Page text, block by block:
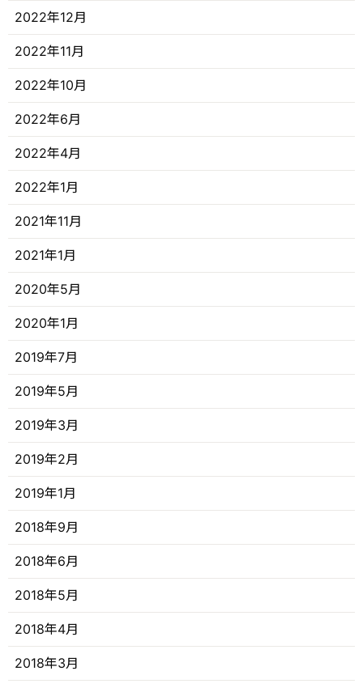
2022年12月
2022年11月
2022年10月
2022年6月
2022年4月
2022年1月
2021年11月
2021年1月
2020年5月
2020年1月
2019年7月
2019年5月
2019年3月
2019年2月
2019年1月
2018年9月
2018年6月
2018年5月
2018年4月
2018年3月